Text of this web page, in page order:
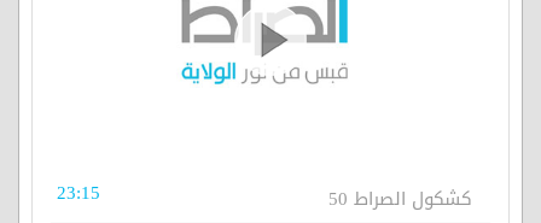
كشكول الصراط 50 23:15